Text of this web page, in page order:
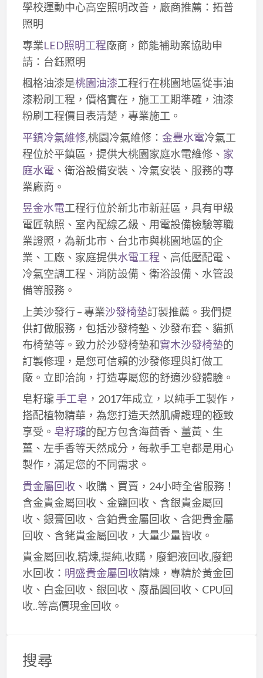
學校運動中心高空照明改善，廠商推薦：拓普
照明
專業LED照明工程廠商，節能補助案協助申
請：台鈺照明
楓格油漆是桃園油漆工程行在桃園地區從事油
漆粉刷工程，價格實在，施工工期準確，油漆
粉刷工程價目表清楚，專業施工。
平鎮冷氣維修,桃園冷氣維修： 金豐水電冷氣工
程位於平鎮區，提供大桃園家庭水電維修、 家
庭水電、衛浴設備安裝、冷氣安裝、服務的專
業廠商。
昱金水電工程行位於新北市新莊區，具有甲級
電匠執照、室內配線乙級、用電設備檢驗等職
業證照，為新北市、台北市與桃園地區的企
業、工廠、家庭提供水電工程 、高低壓配電、
冷氣空調工程、消防設備、衛浴設備、水管設
備等服務。
上美沙發行 – 專業沙發椅墊訂製推薦。我們提
供訂做服務，包括沙發椅墊、沙發布套、貓抓
布椅墊等。致力於沙發椅墊和實木沙發椅墊的
訂製修理，是您可信賴的沙發修理與訂做工
廠。立即洽詢，打造專屬您的舒適沙發體驗。
皂籽瓏手工皂 ，2017年成立，以純手工製作，
搭配植物精華，為您打造天然肌膚護理的極致
享受。 皂籽瓏的配方包含海茴香、薑黃、生
薑、左手香等天然成分，每款手工皂都是用心
製作，滿足您的不同需求。
貴金屬回收、收購、買賣，24小時全省服務！
含金貴金屬回收、金鹽回收、含銀貴金屬回
收、銀膏回收、含鉑貴金屬回收、含鈀貴金屬
回收、含銠貴金屬回收，大量少量皆收。
貴金屬回收,精煉,提純,收購，廢鈀液回收,廢鈀
水回收： 明盛貴金屬回收精煉，專精於黃金回
收、白金回收、銀回收、廢晶圓回收、CPU回
收..等高價現金回收。
搜尋